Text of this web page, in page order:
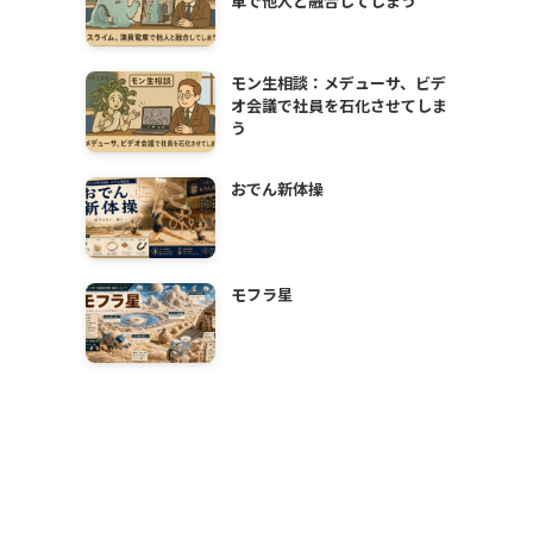
モン生相談：メデューサ、ビデ
オ会議で社員を石化させてしま
う
おでん新体操
モフラ星